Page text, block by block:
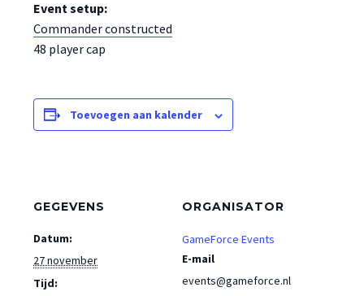
Event setup:
Commander constructed
48 player cap
Toevoegen aan kalender
GEGEVENS
Datum:
27 november
Tijd:
ORGANISATOR
GameForce Events
E-mail
events@gameforce.nl